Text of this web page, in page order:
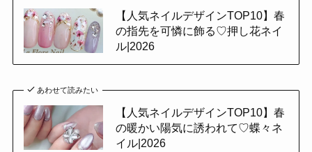
【人気ネイルデザインTOP10】春
の指先を可憐に飾る♡押し花ネイ
ル|2026
あわせて読みたい
【人気ネイルデザインTOP10】春
の暖かい陽気に誘われて♡蝶々ネ
イル|2026